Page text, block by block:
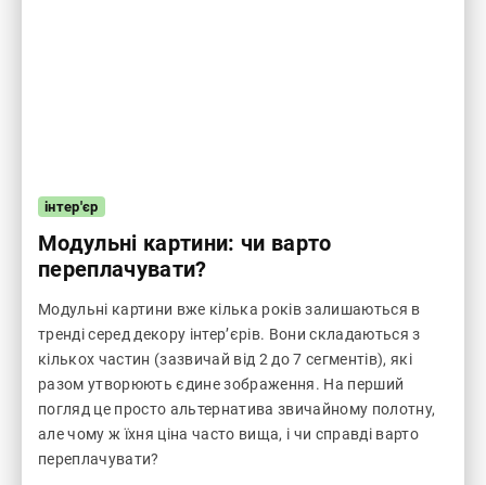
інтер'єр
Модульні картини: чи варто
переплачувати?
Модульні картини вже кілька років залишаються в
тренді серед декору інтер’єрів. Вони складаються з
кількох частин (зазвичай від 2 до 7 сегментів), які
разом утворюють єдине зображення. На перший
погляд це просто альтернатива звичайному полотну,
але чому ж їхня ціна часто вища, і чи справді варто
переплачувати?